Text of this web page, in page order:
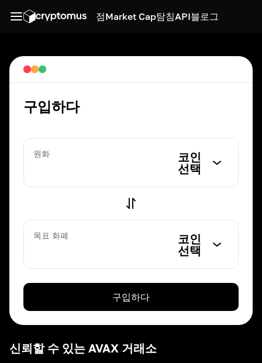
점Market Cap탐침API블로그
신뢰할 수 있는 AVAX 거래소
구입하다
원화
코인
선택
목표 화폐
코인
선택
구입하다